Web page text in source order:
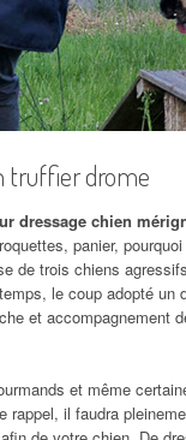
truffier drome
dressage chien
panier, pourquoi
de trois chiens
le coup adopté un
et accompagnement
et même
rappel, il faudra